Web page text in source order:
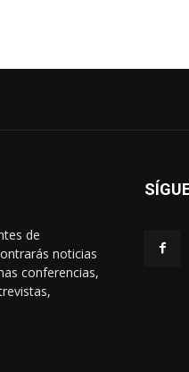
de
noticias
conferencias,